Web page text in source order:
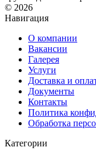
© 2026
Навигация
О компании
Вакансии
Галерея
Услуги
Доставка и
Документы
Контакты
Политика
Обработка
Категории